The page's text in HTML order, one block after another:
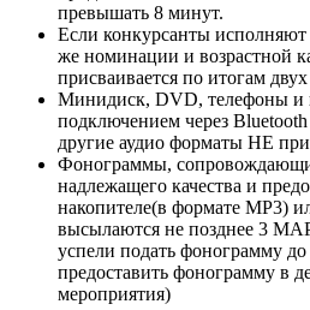
превышать 8 минут.
Если конкурсанты
же номинации и возрастной
присваивается по итогам
Минидиск, DVD, телефоны и
подключением через
другие аудио форматы НЕ
Фонограммы,
надлежащего качества и
накопителе(в формате MP3)
высылаются не позднее 3
успели подать фонограмму
предоставить фонограмму в
мероприятия)